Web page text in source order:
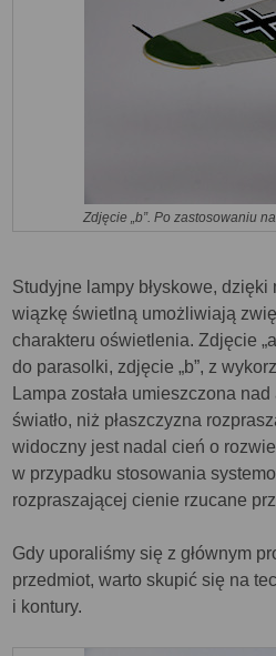
Zdjęcie „b”. Po zastosowaniu
Studyjne lampy błyskowe,
wiązkę świetlną umożliwiają
charakteru oświetlenia. Zdjęcie
do parasolki, zdjęcie „b”, z
Lampa została umieszczona
światło, niż płaszczyzna
widoczny jest nadal cień o
w przypadku stosowania
rozpraszającej cienie rzucane
Gdy uporaliśmy się z głównym
przedmiot, warto skupić się na
i kontury.